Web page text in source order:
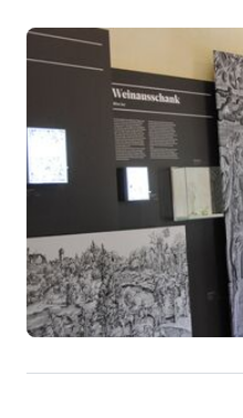
Montag:10:00 - 16:00 Uhr
Dienstag: 10:00 - 16:00
Mittwoch:10:00 - 16:00
Donnerstag:10:00 -
Freitag:
10:00 - 16:00
Samstag:
10:00 - 16:00
11:30 - 16:00
04.04. - 31.10.
Montag:10:00 - 17:00
Dienstag:10:00 - 17:00
Mittwoch:10:00 - 17:00
Freitag:10:00 - 17:00